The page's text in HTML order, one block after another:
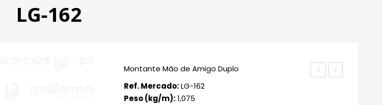
LG-162
Montante Mão de Amigo Duplo
Ref. Mercado:LG-162
Peso (kg/m):1,075